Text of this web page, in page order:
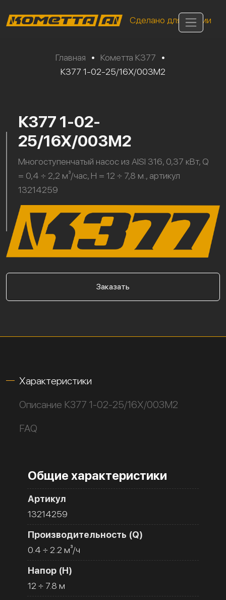
Сделано для России
Главная • Кометта К377
•
К377 1-02-25/16Х/003М2
К377 1-02-
25/16Х/003М2
Многоступенчатый насос из AISI 316, 0,37 кВт, Q
= 0,4 ÷ 2,2 м³/час, H = 12 ÷ 7,8 м., артикул
13214259
Заказать
Характеристики
Описание К377 1-02-25/16Х/003М2
FAQ
Общие характеристики
Артикул
13214259
Производительность (Q)
0.4 ÷ 2.2 м³/ч
Напор (H)
12 ÷ 7.8 м